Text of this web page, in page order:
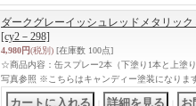
ダークグレーイッシュレッドメタリッ
[cy2－298]
4,980円(税別) [在庫数 100点]
☆商品内容：缶スプレー2本（下塗り1本と上塗
写真参照 ※こちらはキャンディー塗装になりま